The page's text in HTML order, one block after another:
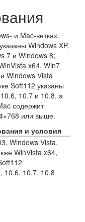
и Mac-ветках.
Windows XP,
7 и Windows 8;
x64, Win7
Windows Vista
Soft112 указаны
10.7 и 10.8, а
содержит
или выше.
и условия
Windows Vista,
WinVista x64,
10.6, 10.7, 10.8